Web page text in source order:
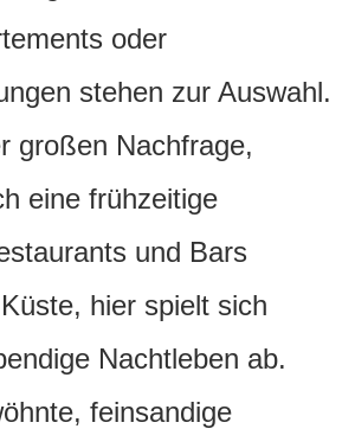
oder
stehen zur Auswahl.
großen Nachfrage,
eine frühzeitige
und Bars
hier spielt sich
Nachtleben ab.
feinsandige